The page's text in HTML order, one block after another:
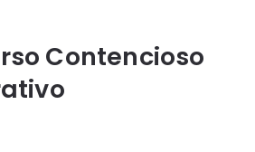
Contencioso